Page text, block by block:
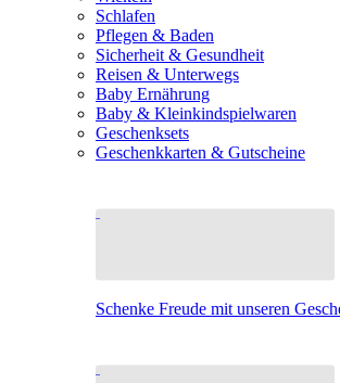
Schlafen
Pflegen & Baden
Sicherheit & Gesundheit
Reisen & Unterwegs
Baby Ernährung
Baby & Kleinkindspielwaren
Geschenksets
Geschenkkarten & Gutscheine
Schenke Freude mit unseren